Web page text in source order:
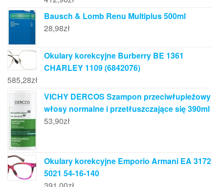
Bausch & Lomb Renu Multiplus 500ml
28,98zł
Okulary korekcyjne Burberry BE 1361
CHARLEY 1109 (6842076)
585,28zł
VICHY DERCOS Szampon przeciwłupieżowy
włosy normalne i przetłuszczające się 390ml
53,90zł
Okulary korekcyjne Emporio Armani EA 3172
5021 54-16-140